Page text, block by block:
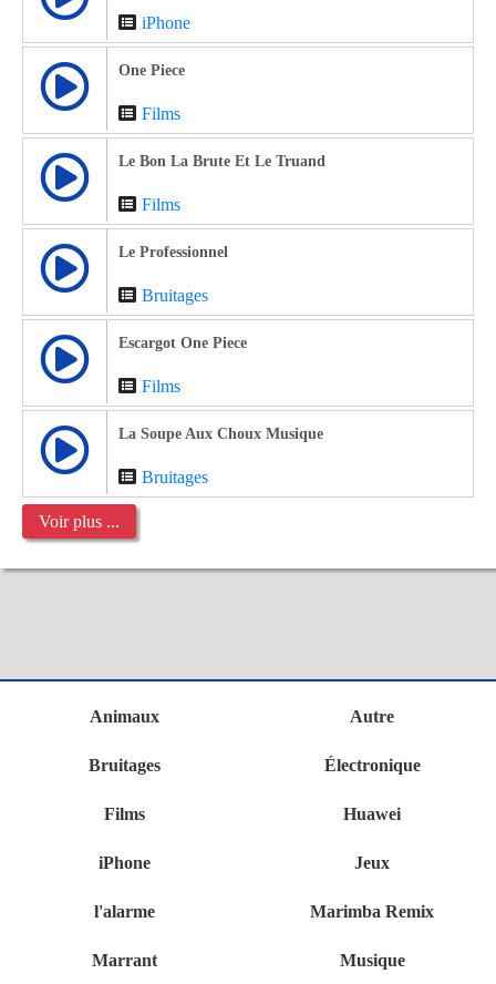
iPhone
One Piece
Films
Le Bon La Brute Et Le Truand
Films
Le Professionnel
Bruitages
Escargot One Piece
Films
La Soupe Aux Choux Musique
Bruitages
Voir plus ...
Animaux Autre
Bruitages Électronique
Films Huawei
iPhone Jeux
l'alarme Marimba Remix
Marrant Musique